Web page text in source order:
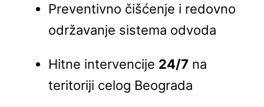
Preventivno čišćenje i redovno
održavanje sistema odvoda
Hitne intervencije 24/7 na
teritoriji celog Beograda